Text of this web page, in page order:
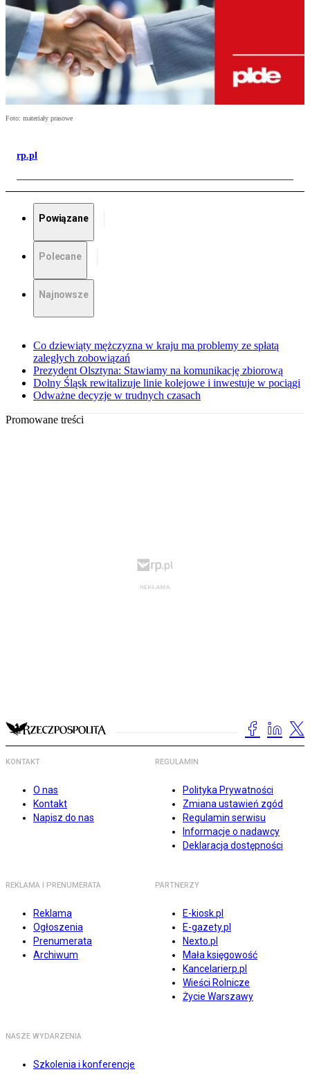
Foto: materiały prasowe
rp.pl
Powiązane
Polecane
Najnowsze
Co dziewiąty mężczyzna w kraju ma problemy ze spłatą
zaległych zobowiązań
Prezydent Olsztyna: Stawiamy na komunikację zbiorową
Dolny Śląsk rewitalizuje linie kolejowe i inwestuje w pociągi
Odważne decyzje w trudnych czasach
Promowane treści
KONTAKT
O nas
Kontakt
Napisz do nas
REGULAMIN
Polityka Prywatności
Zmiana ustawień zgód
Regulamin serwisu
Informacje o nadawcy
Deklaracja dostępności
REKLAMA I PRENUMERATA
Reklama
Ogłoszenia
Prenumerata
Archiwum
PARTNERZY
E-kiosk.pl
E-gazety.pl
Nexto.pl
Mała księgowość
Kancelarierp.pl
Wieści Rolnicze
Życie Warszawy
NASZE WYDARZENIA
Szkolenia i konferencje